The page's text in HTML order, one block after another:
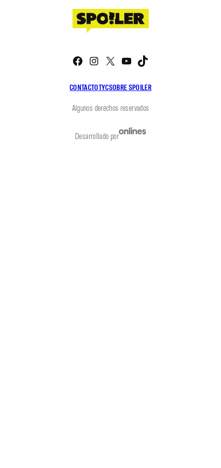
CONTACTOTYCSOBRE SPOILER
Facebook
Instagram
X YouTube
Algunos derechos reservados
Desarrollado por